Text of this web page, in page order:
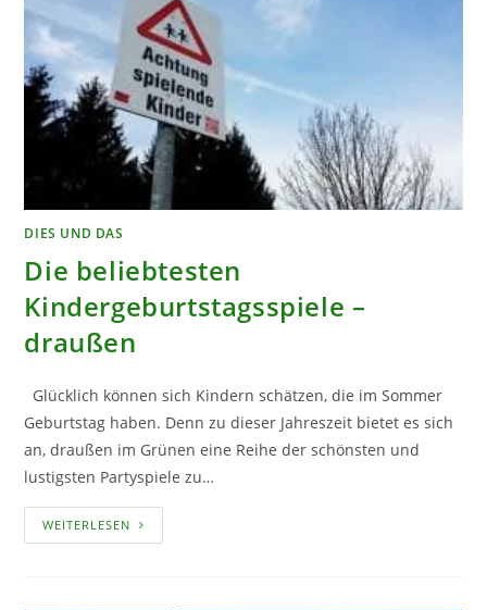
DIES UND DAS
Die beliebtesten
Kindergeburtstagsspiele –
draußen
Glücklich können sich Kindern schätzen, die im Sommer
Geburtstag haben. Denn zu dieser Jahreszeit bietet es sich
an, draußen im Grünen eine Reihe der schönsten und
lustigsten Partyspiele zu…
WEITERLESEN DIE
BELIEBTESTEN